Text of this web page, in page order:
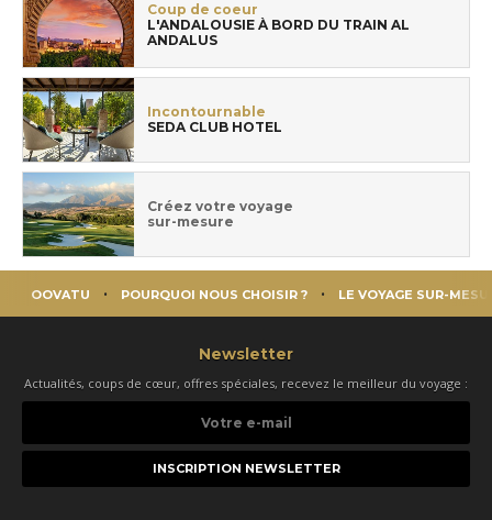
Coup de coeur
L'ANDALOUSIE À BORD DU TRAIN AL
ANDALUS
Incontournable
SEDA CLUB HOTEL
Créez votre voyage
sur-mesure
OOVATU POURQUOI NOUS CHOISIR ? LE VOYAGE SUR-
Newsletter
Actualités, coups de cœur, offres spéciales, recevez le meilleur du voyage :
e-